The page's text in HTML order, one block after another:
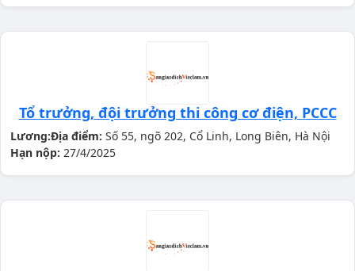
Tổ trưởng, đội trưởng thi công cơ điện, PCCC
Lương:Địa điểm: Số 55, ngõ 202, Cổ Linh, Long Biên, Hà Nội
Hạn nộp: 27/4/2025